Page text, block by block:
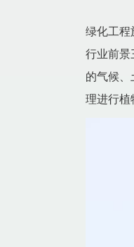
绿化工程
行业前景
的气候、
理进行植